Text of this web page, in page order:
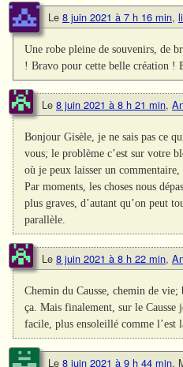
Le 8 juin 2021 à 7 h 16 min,
Une robe pleine de souvenirs, de
! Bravo pour cette belle création !
Le 8 juin 2021 à 8 h 21 min,
Bonjour Gisèle, je ne sais pas ce
vous; le problème c’est sur votre
où je peux laisser un
Par moments, les choses nous
plus graves, d’autant qu’on peut
parallèle.
Le 8 juin 2021 à 8 h 22 min,
Chemin du Causse, chemin de
ça. Mais finalement, sur le
facile, plus ensoleillé comme l’est
Le 8 juin 2021 à 9 h 44 min,